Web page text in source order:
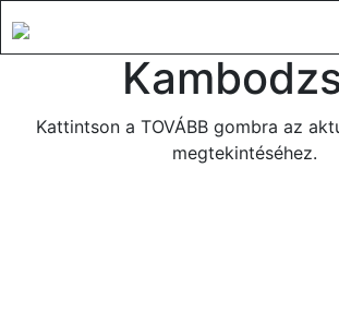
Kattintson a TOVÁBB gombra az
megtekintéséhez.